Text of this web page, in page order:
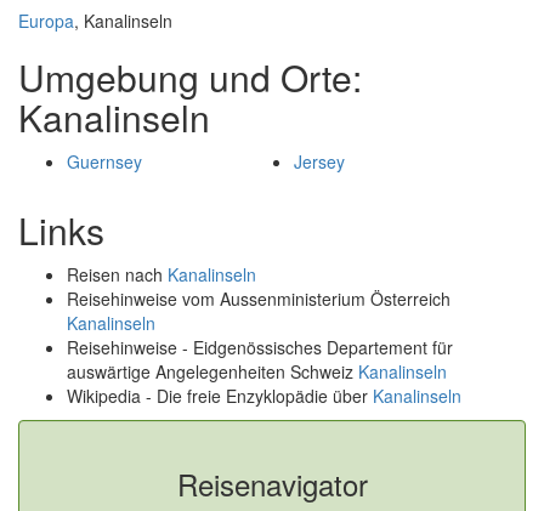
Europa, Kanalinseln
Umgebung und Orte:
Kanalinseln
Guernsey Jersey
Links
Reisen nach Kanalinseln
Reisehinweise vom Aussenministerium Österreich
Kanalinseln
Reisehinweise - Eidgenössisches Departement für
auswärtige Angelegenheiten Schweiz Kanalinseln
Wikipedia - Die freie Enzyklopädie über Kanalinseln
Reisenavigator